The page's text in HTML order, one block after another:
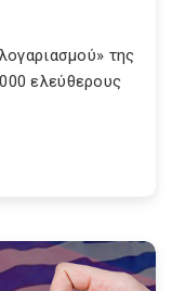
της
ελεύθερους